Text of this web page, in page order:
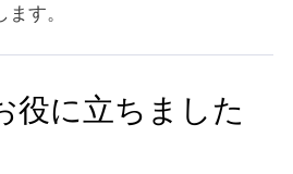
す。
役に立ちました